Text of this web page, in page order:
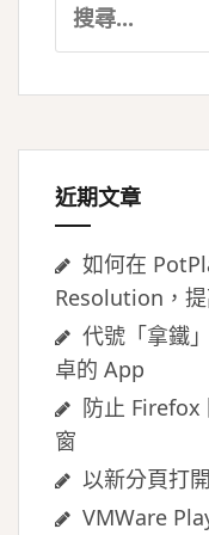
尋
鍵
近期文章
如何在
Resolution，
代號「拿鐵
卓的 App
防止 Firefox
窗
以新分頁打
VMWare